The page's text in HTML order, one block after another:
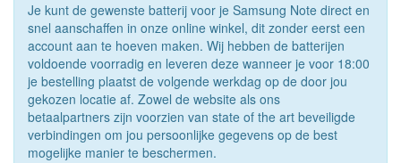
Je kunt de gewenste batterij voor je Samsung Note direct en
snel aanschaffen in onze online winkel, dit zonder eerst een
account aan te hoeven maken. Wij hebben de batterijen
voldoende voorradig en leveren deze wanneer je voor 18:00
je bestelling plaatst de volgende werkdag op de door jou
gekozen locatie af. Zowel de website als ons
betaalpartners zijn voorzien van state of the art beveiligde
verbindingen om jou persoonlijke gegevens op de best
mogelijke manier te beschermen.